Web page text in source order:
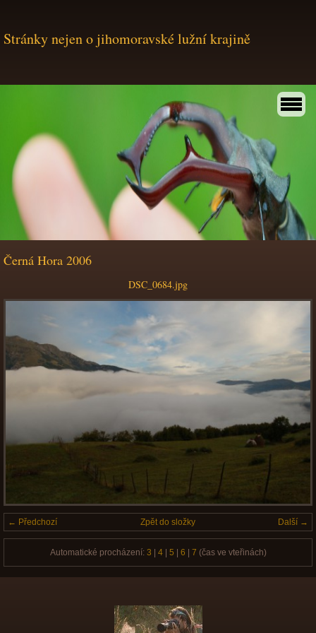
Stránky nejen o jihomoravské lužní krajině
Černá Hora 2006
DSC_0684.jpg
← Předchozí Další →
Zpět do složky
Automatické procházení: 3 4| 5 6 7 (čas ve vteřinách)